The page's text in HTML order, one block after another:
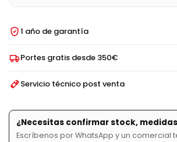
1 año de garantía
Portes gratis desde 350€
Servicio técnico post venta
¿Necesitas confirmar stock,
Escríbenos por WhatsApp y un comercial